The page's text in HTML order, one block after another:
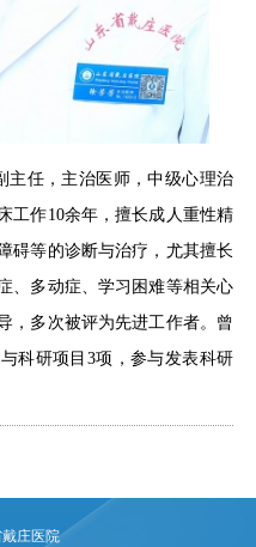
任，主治医师，中级心理治
工作10余年，擅长成人重性精
碍等的诊断与治疗，尤其擅长
、多动症、学习困难等相关心
，多次被评为先进工作者。曾
科研项目3项，参与发表科研
庄医院